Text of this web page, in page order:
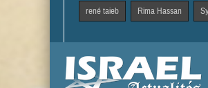
rené taieb Rima Hassan